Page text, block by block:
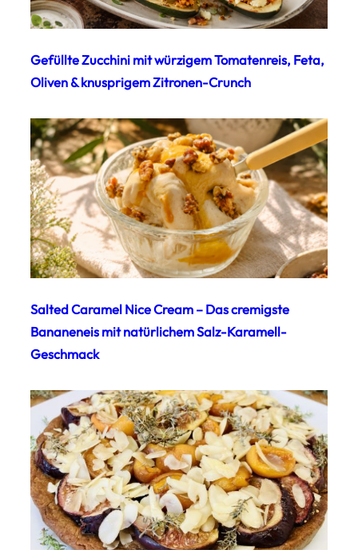
Gefüllte Zucchini mit würzigem Tomatenreis, Feta,
Oliven & knusprigem Zitronen-Crunch
Salted Caramel Nice Cream – Das cremigste
Bananeneis mit natürlichem Salz-Karamell-
Geschmack